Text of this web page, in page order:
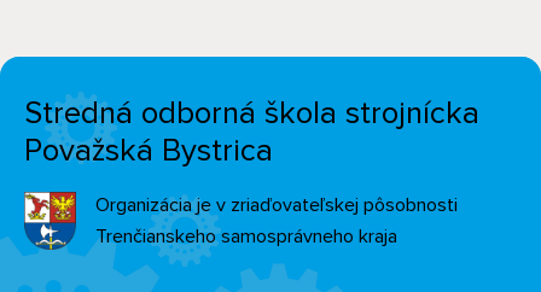
Stredná odborná škola strojnícka
Považská Bystrica
Organizácia je v zriaďovateľskej pôsobnosti
Trenčianskeho samosprávneho kraja